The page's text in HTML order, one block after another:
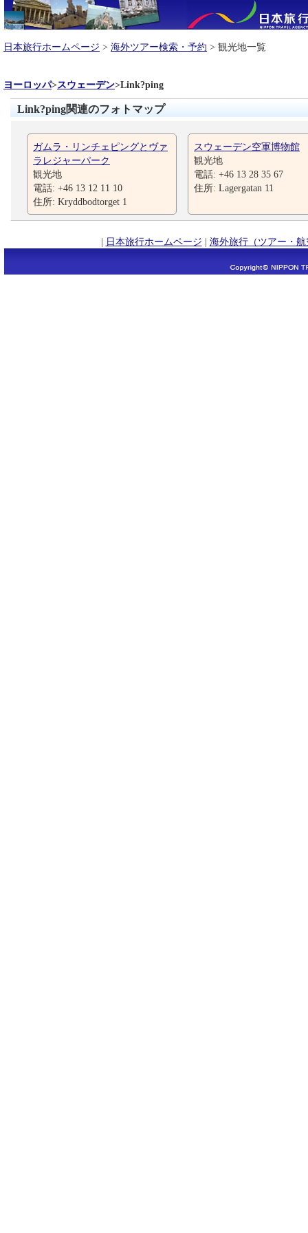
日本旅行ホームページ > 海外ツアー検索・予約 > 観光地一覧
ヨーロッパ>スウェーデン>Link?ping
Link?ping関連のフォトマップ
ガムラ・リンチェピングとヴァ
ラレジャーパーク
観光地
電話: +46 13 12 11 10
住所: Kryddbodtorget 1
スウェーデン空軍博物館
観光地
電話: +46 13 28 35 67
住所: Lagergatan 11
| 日本旅行ホームページ | 海外旅行（ツアー・航